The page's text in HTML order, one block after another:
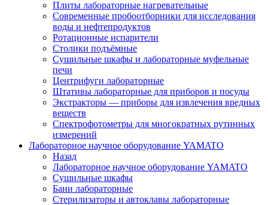
Плиты лабораторные нагревательные
Современные пробоотборники для исследования
воды и нефтепродуктов
Ротационные испарители
Столики подъёмные
Сушильные шкафы и лабораторные муфельные
печи
Центрифуги лабораторные
Штативы лабораторные для приборов и посуды
Экстракторы — приборы для извлечения вредных
веществ
Спектрофотометры для многократных рутинных
измерений
Лабораторное научное оборудование YAMATO
Назад
Лабораторное научное оборудование YAMATO
Сушильные шкафы
Бани лабораторные
Стерилизаторы и автоклавы лабораторные